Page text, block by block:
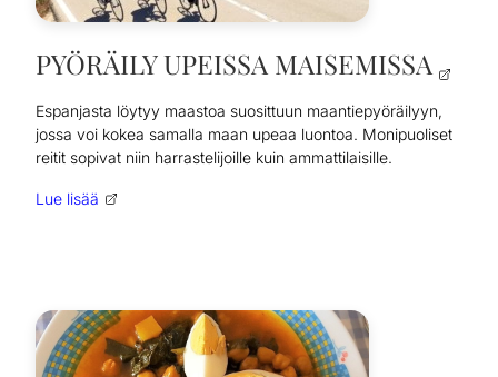
PYÖRÄILY UPEISSA MAISEMISSA
Espanjasta löytyy maastoa suosittuun maantiepyöräilyyn,
jossa voi kokea samalla maan upeaa luontoa. Monipuoliset
reitit sopivat niin harrastelijoille kuin ammattilaisille.
Lue lisää